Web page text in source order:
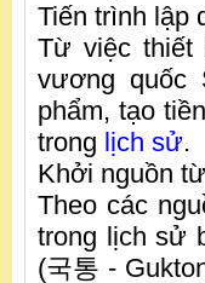
Tiến trình lập
Từ việc thiết
vương quốc
phẩm, tạo
trong lịch sử.
Khởi nguồn
Theo các
trong lịch sử
(국통 -